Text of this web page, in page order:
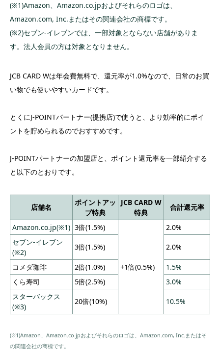
(※1)Amazon、Amazon.co.jpおよびそれらのロゴは、
Amazon.com, Inc.またはその関連会社の商標です。
(※2)セブン-イレブンでは、一部対象とならない店舗がありま
す。法人会員の方は対象となりません。
JCB CARD Wは年会費無料で、還元率が1.0%なので、日常のお買
い物でも使いやすいカードです。
とくにJ-POINTパートナー(提携店)で使うと、より効率的にポイ
ントを貯められるのでおすすめです。
J-POINTパートナーの加盟店と、ポイント還元率を一部紹介する
と以下のとおりです。
店舗名
ポイントアッ
プ特典
JCB CARD W
特典
合計還元率
Amazon.co.jp(※1) 3倍(1.5%)
+1倍(0.5%)
2.0%
セブン-イレブン
(※2)
3倍(1.5%) 2.0%
コメダ珈琲 2倍(1.0%)
1.5%
くら寿司
5倍(2.5%)
3.0%
スターバックス
(※3)
20倍(10%) 10.5%
(※1)Amazon、Amazon.co.jpおよびそれらのロゴは、Amazon.com, Inc.またはそ
の関連会社の商標です。